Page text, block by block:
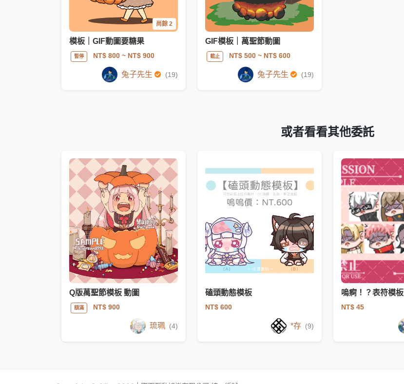
尚餘 2
模板｜GIF動圖要糖果
暫停 NT$ 800~ NT$ 900
兔子先生 (19)
GIF模板｜萬聖節動圖
截止 NT$ 500~ NT$ 600
兔子先生 (19)
或者看看其他委託
Q版萬聖節模板 動圖
額滿 NT$ 900
琉珮 (4)
磕頭動態模板
NT$ 600
*存 (9)
嗚痾！？表符模板
NT$ 45